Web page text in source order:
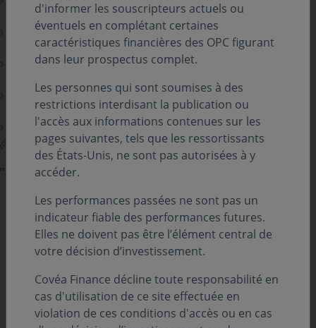
traditionnelle se heurte désormais à des limites
physiques, souvent qualifiées de « mur du cuivre
Désormais, le déplacement de la donnée consomme
plus d'énergie et génère plus de contraintes que le
calcul lui-même, faisant de la transmission le véritable
facteur limitant des architectures modernes. Plus les
d'informer les souscripteurs actuels ou
éventuels en complétant certaines
caractéristiques financières des OPC figurant
dans leur prospectus complet.
Les personnes qui sont soumises à des
restrictions interdisant la publication ou
l'accès aux informations contenues sur les
pages suivantes, tels que les ressortissants
des États-Unis, ne sont pas autorisées à y
accéder.
Les performances passées ne sont pas un
indicateur fiable des performances futures.
Elles ne doivent pas être l’élément central de
votre décision d’investissement.
Covéa Finance décline toute responsabilité en
cas d'utilisation de ce site effectuée en
violation de ces conditions d'accès ou en cas